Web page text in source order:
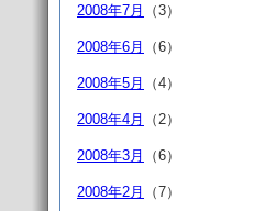
2008年7月 （3）
2008年6月 （6）
2008年5月 （4）
2008年4月 （2）
2008年3月 （6）
2008年2月 （7）